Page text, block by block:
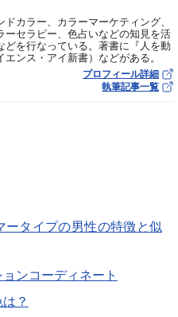
カラー、カラーマーケティング、
ーセラピー、色占いなどの知見を活
どを行なっている。著書に『人を動
ンス・アイ新書）などがある。
プロフィール詳細
執筆記事一覧
ータイプの男性の特徴と似
ンコーディネート
？